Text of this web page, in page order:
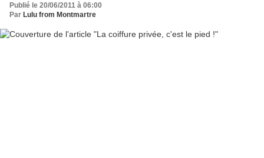
Publié le 20/06/2011 à 06:00
Par Lulu from Montmartre